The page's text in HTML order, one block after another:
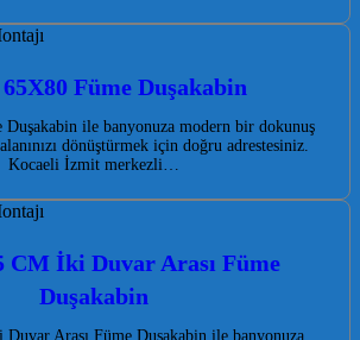
Füme Duşakabin
ile banyonuza modern bir dokunuş
dönüştürmek için doğru adrestesiniz.
Kocaeli İzmit merkezli…
CM İki Duvar Arası Füme
Duşakabin
Arası Füme Duşakabin ile banyonuza